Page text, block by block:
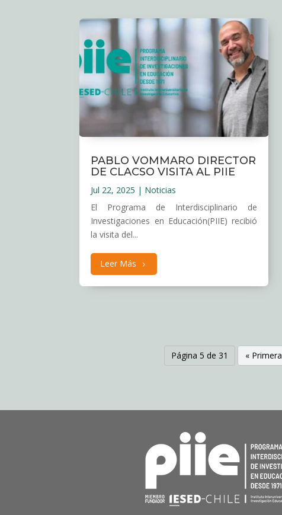
PABLO VOMMARO DIRECTOR
DE CLACSO VISITA AL PIIE
Jul 22, 2025 | Noticias
El Programa de Interdisciplinario de
Investigaciones en Educación(PIIE) recibió
la visita del...
Leer Más
Página 5 de 31 « Primera